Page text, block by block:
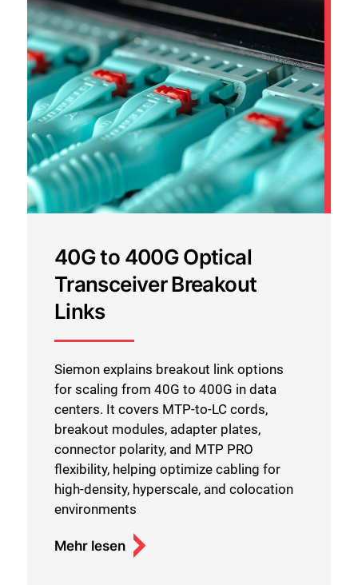
40G to 400G Optical
Transceiver Breakout
Links
Siemon explains breakout link options
for scaling from 40G to 400G in data
centers. It covers MTP-to-LC cords,
breakout modules, adapter plates,
connector polarity, and MTP PRO
flexibility, helping optimize cabling for
high-density, hyperscale, and colocation
environments
Mehr lesen